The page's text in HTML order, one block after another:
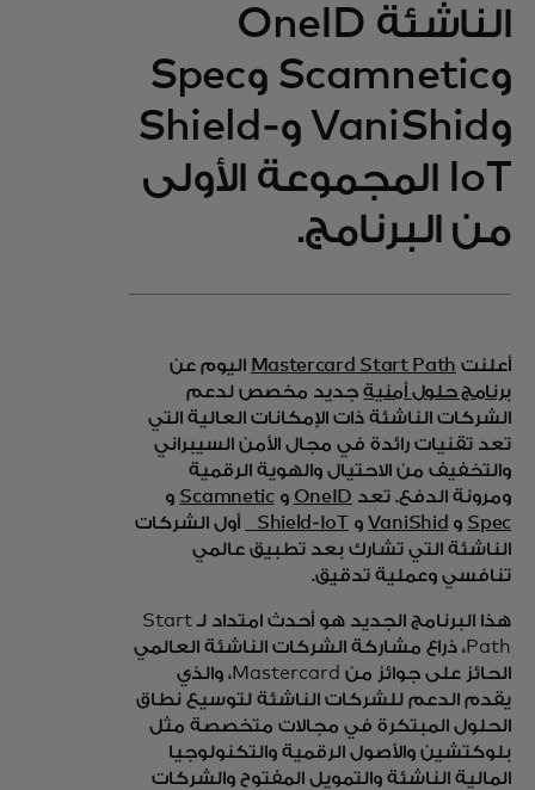
الناشئة OneID
وScamnetic وSpec
وVaniShid وShield-
IoT المجموعة الأولى
من البرنامج.
أعلنت Mastercard Start Path اليوم عن
برنامج حلول أمنيةجديد مخصص لدعم
الشركات الناشئة ذات الإمكانات العالية التي
تعد تقنيات رائدة في مجال الأمن السيبراني
والتخفيف من الاحتيال والهوية الرقمية
ومرونة الدفع. تعد OneID وScamnetic و
Spec و VaniShid وShield-IoT
أول الشركات
الناشئة التي تشارك بعد تطبيق عالمي
تنافسي وعملية تدقيق.
هذا البرنامج الجديد هو أحدث امتداد لـ Start
Path، ذراع مشاركة الشركات الناشئة العالمي
الحائز على جوائز من Mastercard، والذي
يقدم الدعم للشركات الناشئة لتوسيع نطاق
الحلول المبتكرة في مجالات متخصصة مثل
بلوكتشين والأصول الرقمية والتكنولوجيا
المالية الناشئة والتمويل المفتوح والشركات